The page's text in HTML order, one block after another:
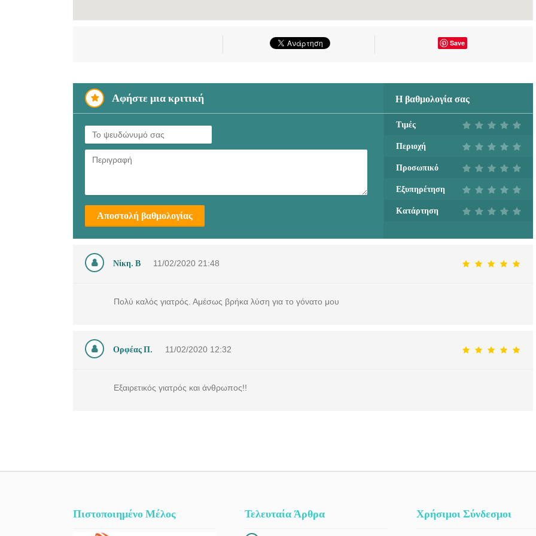
Save
Αφήστε μια κριτική Η βαθμολογία σας
Τιμές
Περιοχή
Προσωπικό
Εξυπηρέτηση
Κατάρτηση
Αποστολή βαθμολογίας
Νίκη. Β 11/02/2020 21:48
Πολύ καλός γιατρός. Αμέσως βρήκα λύση για το γόνατο μου
Ορφέας Π. 11/02/2020 12:32
Εξαιρετικός γιατρός και άνθρωπος!!
Πιστοποιημένο Μέλος Τελευταία Άρθρα Χρήσιμοι Σύνδεσμοι